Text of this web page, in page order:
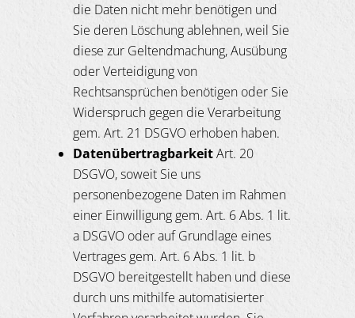
die Daten nicht mehr benötigen und
Sie deren Löschung ablehnen, weil Sie
diese zur Geltendmachung, Ausübung
oder Verteidigung von
Rechtsansprüchen benötigen oder Sie
Widerspruch gegen die Verarbeitung
gem. Art. 21 DSGVO erhoben haben.
DatenübertragbarkeitArt. 20
DSGVO, soweit Sie uns
personenbezogene Daten im Rahmen
einer Einwilligung gem. Art. 6 Abs. 1 lit.
a DSGVO oder auf Grundlage eines
Vertrages gem. Art. 6 Abs. 1 lit. b
DSGVO bereitgestellt haben und diese
durch uns mithilfe automatisierter